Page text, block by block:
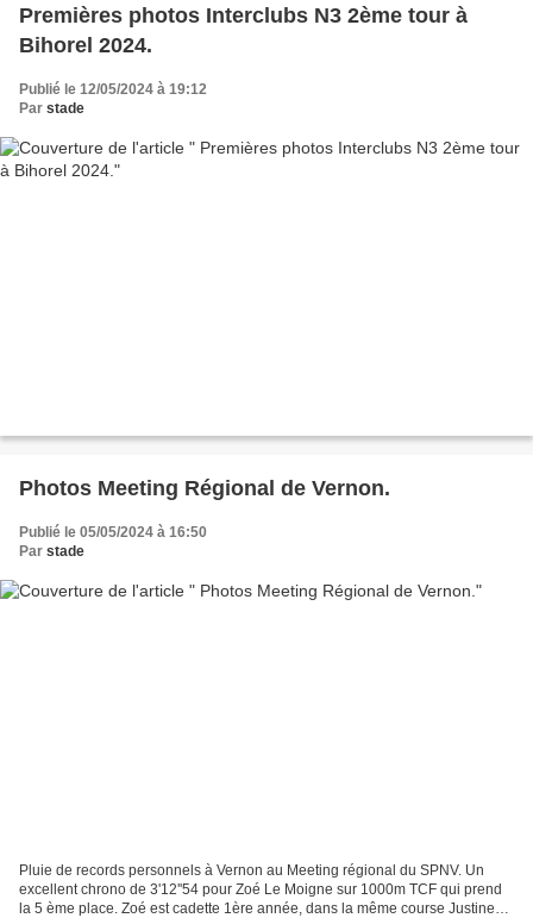
Premières photos Interclubs N3 2ème tour à
Bihorel 2024.
Publié le 12/05/2024 à 19:12
Par stade
Photos Meeting Régional de Vernon.
Publié le 05/05/2024 à 16:50
Par stade
Pluie de records personnels à Vernon au Meeting régional du SPNV. Un
excellent chrono de 3'12''54 pour Zoé Le Moigne sur 1000m TCF qui prend
la 5 ème place. Zoé est cadette 1ère année, dans la même course Justine